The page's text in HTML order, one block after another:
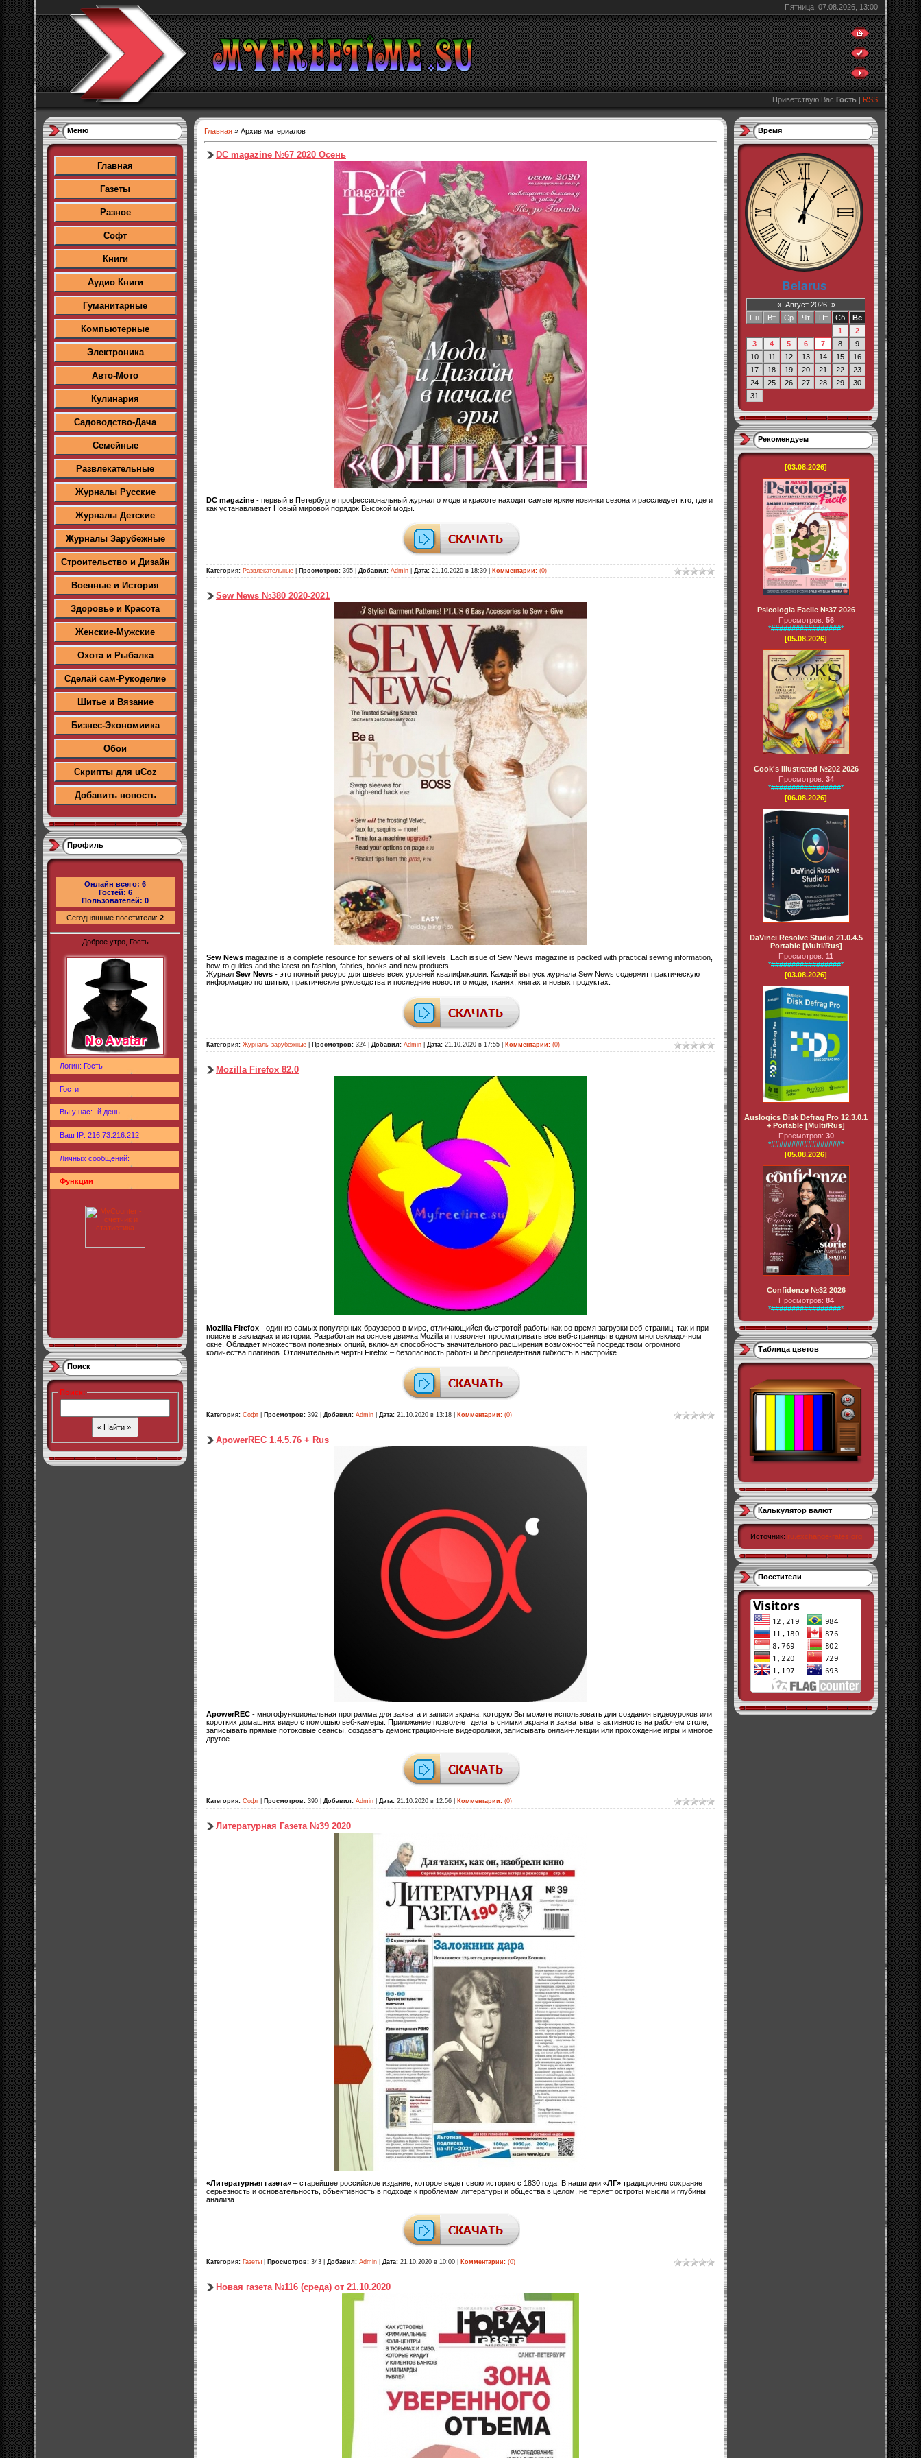
Пятница, 07.08.2026, 13:00
Приветствую Вас Гость | RSS
Меню
Главная
Газеты
Разное
Софт
Книги
Аудио Книги
Гуманитарные
Компьютерные
Электроника
Авто-Мото
Кулинария
Садоводство-Дача
Семейные
Развлекательные
Журналы Русские
Журналы Детские
Журналы Зарубежные
Строительство и Дизайн
Военные и История
Здоровье и Красота
Женские-Мужские
Охота и Рыбалка
Сделай сам-Рукоделие
Шитье и Вязание
Бизнес-Экономиика
Обои
Скрипты для uCoz
Добавить новость
Профиль
Онлайн всего: 6
Гостей: 6
Пользователей: 0
Сегодняшние посетители: 2
Доброе утро, Гость
Логин: Гость
Гости
Вы у нас: -й день
Ваш IP: 216.73.216.212
Личных сообщений:
Функции
Поиск
Поиск:
Главная » Архив материалов
DC magazine №67 2020 Осень
DC magazine - первый в Петербурге профессиональный журнал о моде и красоте находит самые яркие новинки сезона и расследует кто, где и
как устанавливает Новый мировой порядок Высокой моды.
Категория: Развлекательные Просмотров: 395 | Добавил: Admin Дата: 21.10.2020 в 18:39 Комментарии: (0)
Sew News №380 2020-2021
Sew News magazine is a complete resource for sewers of all skill levels. Each issue of Sew News magazine is packed with practical sewing information,
how-to guides and the latest on fashion, fabrics, books and new products.
Журнал Sew News - это полный ресурс для швеев всех уровней квалификации. Каждый выпуск журнала Sew News содержит практическую
информацию по шитью, практические руководства и последние новости о моде, тканях, книгах и новых продуктах.
Категория: Журналы зарубежные Просмотров: 324 | Добавил: Admin Дата: 21.10.2020 в 17:55 Комментарии: (0)
Mozilla Firefox 82.0
Mozilla Firefox - один из самых популярных браузеров в мире, отличающийся быстротой работы как во время загрузки веб-страниц, так и при
поиске в закладках и истории. Разработан на основе движка Mozilla и позволяет просматривать все веб-страницы в одном многовкладочном
окне. Обладает множеством полезных опций, включая способность значительного расширения возможностей посредством огромного
количества плагинов. Отличительные черты Firefox – безопасность работы и беспрецедентная гибкость в настройке.
Категория: Софт Просмотров: 392 | Добавил: Admin Дата: 21.10.2020 в 13:18 Комментарии: (0)
ApowerREC 1.4.5.76 + Rus
ApowerREC - многофункциональная программа для захвата и записи экрана, которую Вы можете использовать для создания видеоуроков или
коротких домашних видео с помощью веб-камеры. Приложение позволяет делать снимки экрана и захватывать активность на рабочем столе,
записывать прямые потоковые сеансы, создавать демонстрационные видеоролики, записывать онлайн-лекции или прохождение игры и многое
другое.
Категория: Софт Просмотров: 390 | Добавил: Admin Дата: 21.10.2020 в 12:56 Комментарии: (0)
Литературная Газета №39 2020
«Литературная газета» – старейшее российское издание, которое ведет свою историю с 1830 года. В наши дни «ЛГ» традиционно сохраняет
серьезность и основательность, объективность в подходе к проблемам литературы и общества в целом, не теряет остроты мысли и глубины
анализа.
Категория: Газеты Просмотров: 343 | Добавил: Admin Дата: 21.10.2020 в 10:00 Комментарии: (0)
Новая газета №116 (среда) от 21.10.2020
Время
« Август 2026 »
Пн
Вт Ср Чт Пт Сб
Вс
1
2
3
4 5 6 7 8
9
10
11 12 13 14 15
16
17
18 19 20 21 22
23
24
25 26 27 28 29
30
31
Рекомендуем
[03.08.2026]
Psicologia Facile №37 2026
Просмотров: 56
*#################*
[05.08.2026]
Cook's Illustrated №202 2026
Просмотров: 34
*#################*
[06.08.2026]
DaVinci Resolve Studio 21.0.4.5
Portable [Multi/Rus]
Просмотров: 11
*#################*
[03.08.2026]
Auslogics Disk Defrag Pro 12.3.0.1
+ Portable [Multi/Rus]
Просмотров: 30
*#################*
[05.08.2026]
Confidenze №32 2026
Просмотров: 84
*#################*
Таблица цветов
Калькулятор валют
Источник: ru.exchange-rates.org
Посетители